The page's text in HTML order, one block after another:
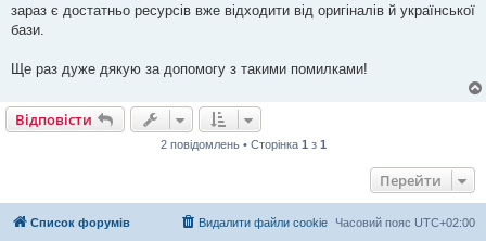
зараз є достатньо ресурсів вже відходити від оригіналів й української
бази.
Ще раз дуже дякую за допомогу з такими помилками!
Відповісти
2 повідомлень • Сторінка 1 з 1
Перейти
Список форумів Часовий пояс UTC+02:00
Видалити файли cookie